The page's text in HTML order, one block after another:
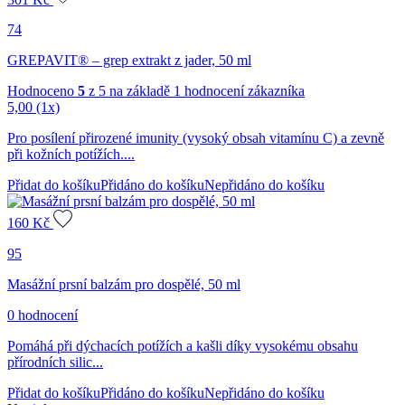
74
GREPAVIT® – grep extrakt z jader, 50 ml
Hodnoceno 5 z 5 na základě 1 hodnocení zákazníka
5,00 (1x)
Pro posílení přirozené imunity (vysoký obsah vitamínu C) a zevně
při kožních potížích....
Přidat do košíkuPřidáno do košíkuNepřidáno do košíku
160 Kč
95
Masážní prsní balzám pro dospělé, 50 ml
0 hodnocení
Pomáhá při dýchacích potížích a kašli díky vysokému obsahu
přírodních silic...
Přidat do košíkuPřidáno do košíkuNepřidáno do košíku